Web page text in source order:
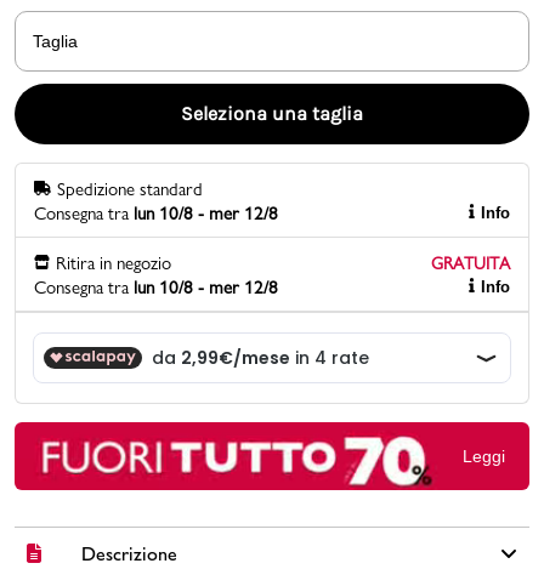
Promo & News
contatti
Gift card
Taglia
Seleziona una taglia
Spedizione standard
Consegna tra lun 10/8 - mer 12/8 Info
Ritira in negozio
GRATUITA
Consegna tra lun 10/8 - mer 12/8 Info
Leggi
Descrizione